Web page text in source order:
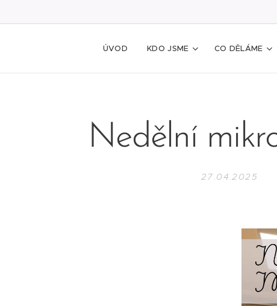
ÚVOD KDO JSME CO DĚLÁME
Nedělní
27.04.2025